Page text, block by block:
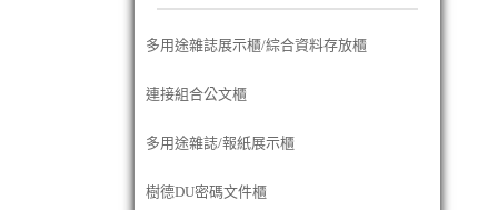
多用途雜誌展示櫃/綜合資料存放櫃
連接組合公文櫃
多用途雜誌/報紙展示櫃
樹德DU密碼文件櫃